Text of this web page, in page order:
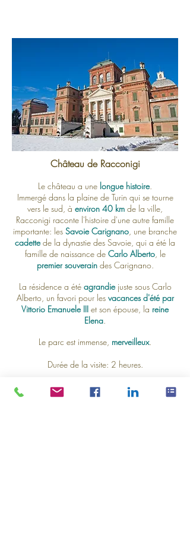
Château de Racconigi
Le château a une longue histoire.
Immergé dans la plaine de Turin qui se tourne
vers le sud, à environ 40 km de la ville,
Racconigi raconte l'histoire d'une autre famille
importante: les Savoie Carignano, une branche
cadettede la dynastie des Savoie, qui a été la
famille de naissance de Carlo Alberto, le
premier souveraindes Carignano.
La résidence a été agrandiejuste sous Carlo
Alberto, un favori pour les vacances d'été par
Vittorio Emanuele III et son épouse, la reine
Elena.
Le parc est immense, merveilleux.
Durée de la visite: 2 heures.
Réservez par courriel
info@torinovisita.it